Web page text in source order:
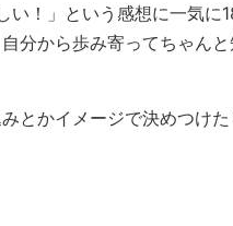
い！」という感想に一気に
分から歩み寄ってちゃん
とかイメージで決めつけ